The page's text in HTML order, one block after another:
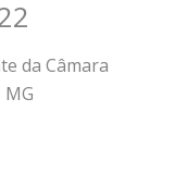
da Câmara